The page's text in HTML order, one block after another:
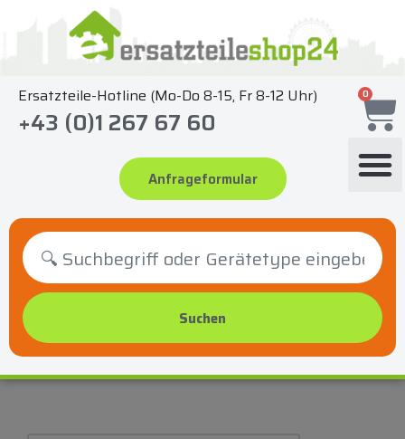
springen
Ersatzteile-Hotline (Mo-Do 8-15, Fr 8-12 Uhr)
+43 (0)1 267 67 60
Anfrageformular
0